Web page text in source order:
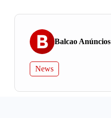
Balcao Anúncios
News